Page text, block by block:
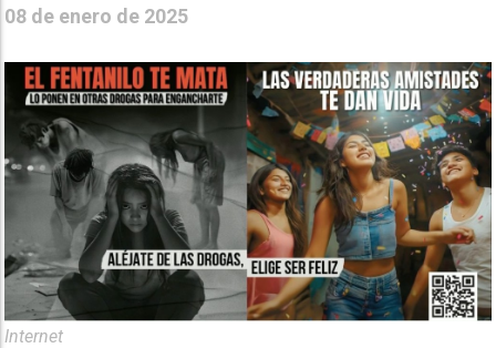
08 de enero de 2025
Internet